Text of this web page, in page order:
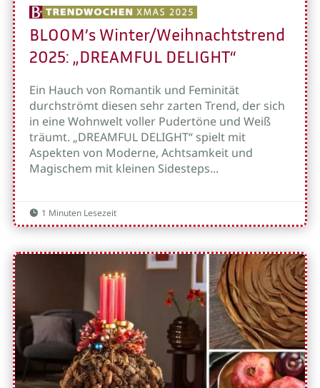
BLOOM’s Winter/Weihnachtstrend
2025: „DREAMFUL DELIGHT“
Ein Hauch von Romantik und Feminität
durchströmt diesen sehr zarten Trend, der sich
in eine Wohnwelt voller Pudertöne und Weiß
träumt. „DREAMFUL DELIGHT“ spielt mit
Aspekten von Moderne, Achtsamkeit und
Magischem mit kleinen Sidesteps...
 1 Minuten Lesezeit